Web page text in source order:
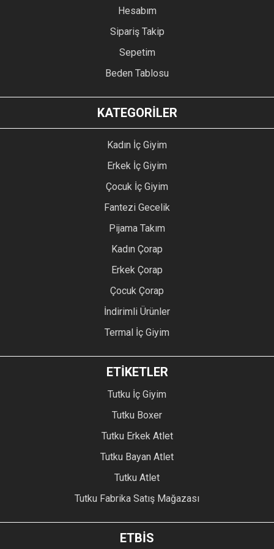
Hesabım
Sipariş Takip
Sepetim
Beden Tablosu
KATEGORİLER
Kadın İç Giyim
Erkek İç Giyim
Çocuk İç Giyim
Fantezi Gecelik
Pijama Takım
Kadın Çorap
Erkek Çorap
Çocuk Çorap
İndirimli Ürünler
Termal İç Giyim
ETİKETLER
Tutku İç Giyim
Tutku Boxer
Tutku Erkek Atlet
Tutku Bayan Atlet
Tutku Atlet
Tutku Fabrika Satış Mağazası
ETBİS